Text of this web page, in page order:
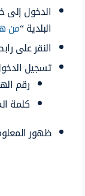
الدخول إلى
البلدية “من
النقر على
تسجيل
رقم
كلمة
ظهور